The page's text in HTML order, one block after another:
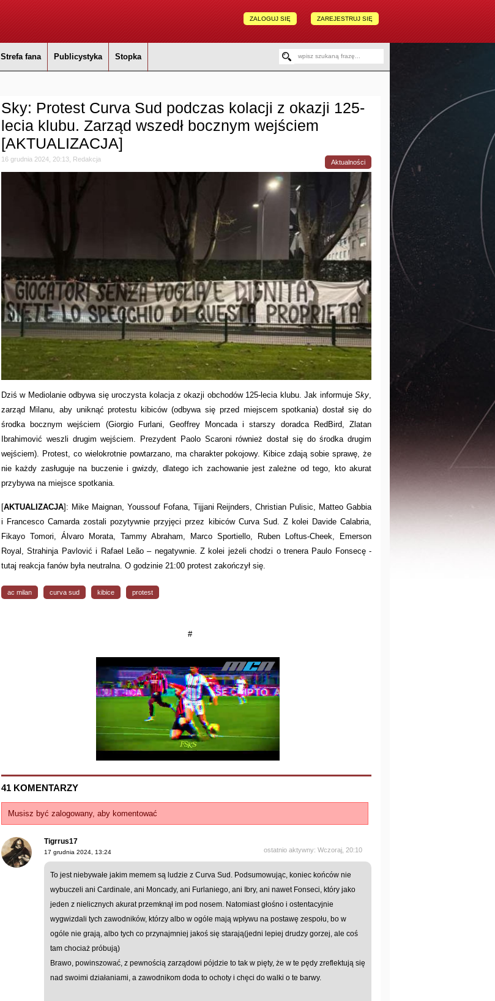
ZAREJESTRUJ SIĘ
ZALOGUJ SIĘ
Strefa fana Publicystyka Stopka
Sky: Protest Curva Sud podczas kolacji z okazji 125-
lecia klubu. Zarząd wszedł bocznym wejściem
[AKTUALIZACJA]
16 grudnia 2024, 20:13, Redakcja Aktualności
Dziś w Mediolanie odbywa się uroczysta kolacja z okazji obchodów 125-lecia klubu. Jak informuje Sky
zarząd Milanu, aby uniknąć protestu kibiców (odbywa się przed miejscem spotkania) dostał się do
środka bocznym wejściem (Giorgio Furlani, Geoffrey Moncada i starszy doradca RedBird, Zlatan
Ibrahimović weszli drugim wejściem. Prezydent Paolo Scaroni również dostał się do środka drugim
wejściem). Protest, co wielokrotnie powtarzano, ma charakter pokojowy. Kibice zdają sobie sprawę, że
nie każdy zasługuje na buczenie i gwizdy, dlatego ich zachowanie jest zależne od tego, kto akurat
przybywa na miejsce spotkania.
[AKTUALIZACJA]: Mike Maignan, Youssouf Fofana, Tijjani Reijnders, Christian Pulisic, Matteo Gabbia
i Francesco Camarda zostali pozytywnie przyjęci przez kibiców Curva Sud. Z kolei Davide Calabria,
Fikayo Tomori, Álvaro Morata, Tammy Abraham, Marco Sportiello, Ruben Loftus-Cheek, Emerson
Royal, Strahinja Pavlović i Rafael Leão – negatywnie. Z kolei jeżeli chodzi o trenera Paulo Fonsecę -
tutaj reakcja fanów była neutralna. O godzinie 21:00 protest zakończył się.
ac milan curva sud kibice protest
#
41 KOMENTARZY
Musisz być zalogowany, aby komentować
Tigrrus17
ostatnio aktywny: Wczoraj, 20:10
17 grudnia 2024, 13:24
To jest niebywałe jakim memem są ludzie z Curva Sud. Podsumowując, koniec końców nie
wybuczeli ani Cardinale, ani Moncady, ani Furlaniego, ani Ibry, ani nawet Fonseci, który jako
jeden z nielicznych akurat przemknął im pod nosem. Natomiast głośno i ostentacyjnie
wygwizdali tych zawodników, którzy albo w ogóle mają wpływu na postawę zespołu, bo w
ogóle nie grają, albo tych co przynajmniej jakoś się starają(jedni lepiej drudzy gorzej, ale coś
tam chociaż próbują)
Brawo, powinszować, z pewnością zarządowi pójdzie to tak w pięty, że w te pędy zreflektują się
nad swoimi działaniami, a zawodnikom doda to ochoty i chęci do walki o te barwy.